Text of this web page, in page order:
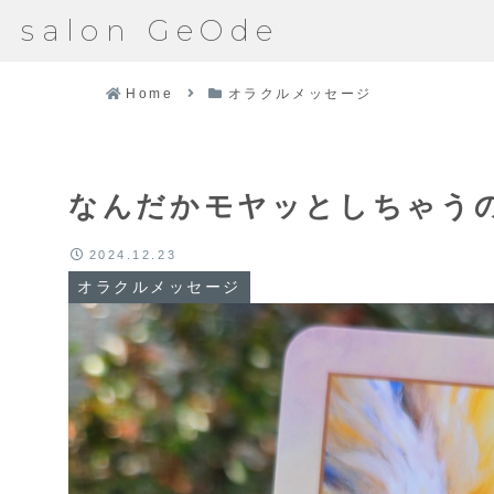
salon GeOde
Home オラクルメッセージ
なんだかモヤッとしちゃう
オラクルメッセージ
2024.12.23